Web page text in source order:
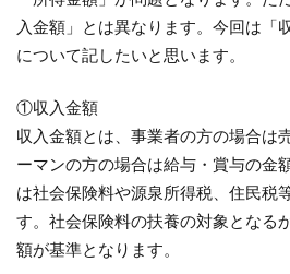
入金額」とは異なります。今回は「
について記したいと思います。
①収入金額
収入金額とは、事業者の方の場合は
ーマンの方の場合は給与・賞与の金
は社会保険料や源泉所得税、住民税
す。社会保険料の扶養の対象となる
額が基準となります。